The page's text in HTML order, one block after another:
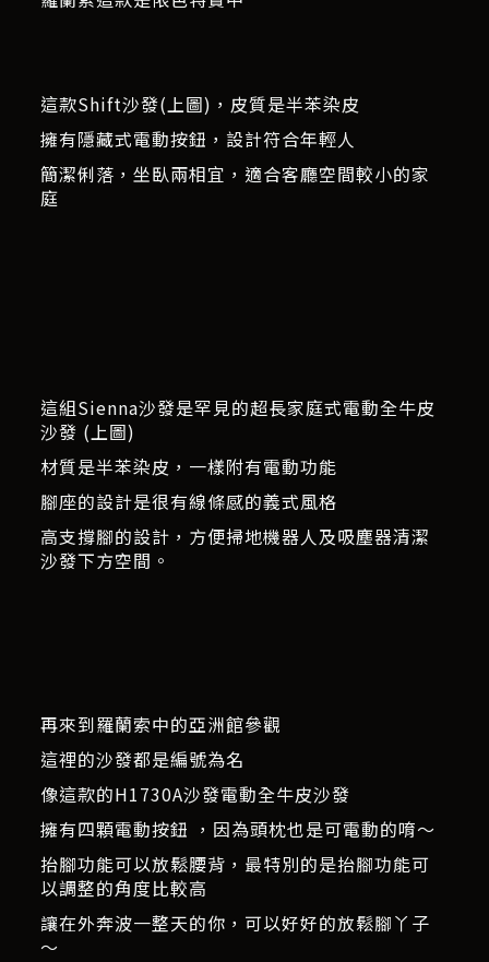
這款Shift沙發(上圖)，皮質是半苯染皮
擁有隱藏式電動按鈕，設計符合年輕人
簡潔俐落，坐臥兩相宜，適合客廳空間較小的家
庭
這組Sienna沙發是罕見的超長家庭式電動全牛皮
沙發 (上圖)
材質是半苯染皮，一樣附有電動功能
腳座的設計是很有線條感的義式風格
高支撐腳的設計，方便掃地機器人及吸塵器清潔
沙發下方空間。
再來到羅蘭索中的亞洲館參觀
這裡的沙發都是編號為名
像這款的H1730A沙發電動全牛皮沙發
擁有四顆電動按鈕 ，因為頭枕也是可電動的唷～
抬腳功能可以放鬆腰背，最特別的是抬腳功能可
以調整的角度比較高
讓在外奔波一整天的你，可以好好的放鬆腳丫子
～